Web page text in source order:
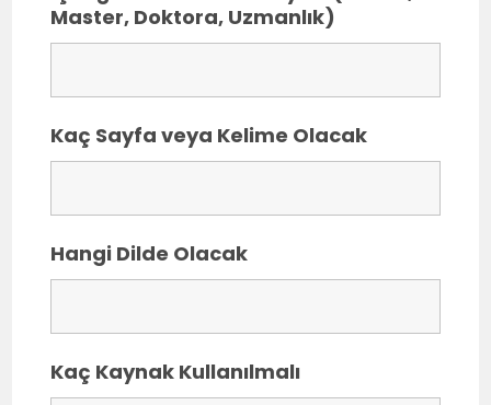
Master, Doktora, Uzmanlık)
Kaç Sayfa veya Kelime Olacak
Hangi Dilde Olacak
Kaç Kaynak Kullanılmalı